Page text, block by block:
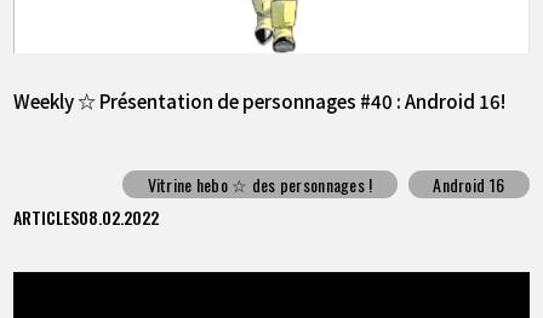
Weekly ☆ Présentation de personnages #40 : Android 16!
Vitrine hebo ☆ des personnages !
Android 16
ARTICLES08.02.2022